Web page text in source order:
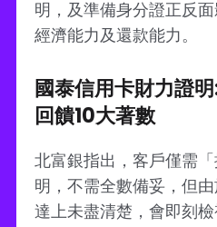
明，及準備身分證正反
經濟能力及還款能力。
國泰信用卡財力證
回饋10大著數
北富銀指出，客戶僅需
明，不需全數備妥，但
達上未盡清楚，會即刻